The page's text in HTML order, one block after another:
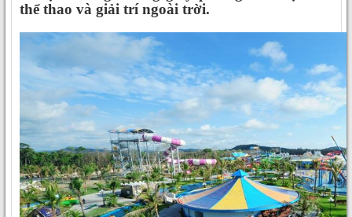
thể thao và giải trí ngoài trời.